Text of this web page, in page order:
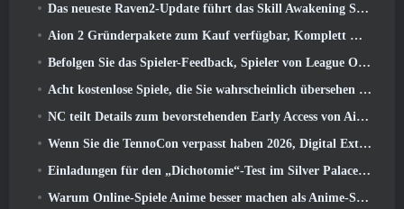
Das neueste Raven2-Update führt das Skill Awakening System ein, Geben Sie den Spielern mehr Möglichkeiten, ihre Fähigkeiten zu verbessern
Aion 2 Gründerpakete zum Kauf verfügbar, Komplett mit fünf Tagen Early Access
Befolgen Sie das Spieler-Feedback, Spieler von League Of Legends Classic müssen nicht für klassische Skins bezahlen
Acht kostenlose Spiele, die Sie wahrscheinlich übersehen haben und die Teil von Steams Train Fest sind
NC teilt Details zum bevorstehenden Early Access von Aion 2 mit
Wenn Sie die TennoCon verpasst haben 2026, Digital Extremes teilt alle Panels
Einladungen für den „Dichotomie“-Test im Silver Palace gehen raus
Warum Online-Spiele Anime besser machen als Anime-Spiele